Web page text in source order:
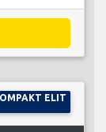
ELIT